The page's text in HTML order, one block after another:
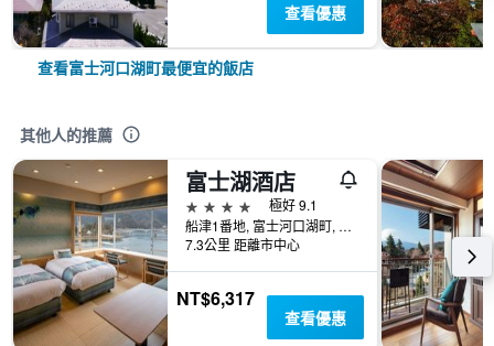
查看優惠
查看富士河口湖町最便宜的飯店
其他人的推薦
富士湖酒店
4星級
極好 9.1
船津1番地, 富士河口湖町, 日本
7.3公里 距離市中心
NT$6,317
查看優惠